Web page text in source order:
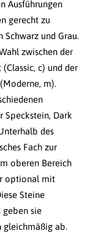
Ausführungen
gerecht zu
Schwarz und Grau.
zwischen der
c) und der
m).
Speckstein, Dark
des
Fach zur
oberen Bereich
optional mit
Steine
geben sie
gleichmäßig ab.